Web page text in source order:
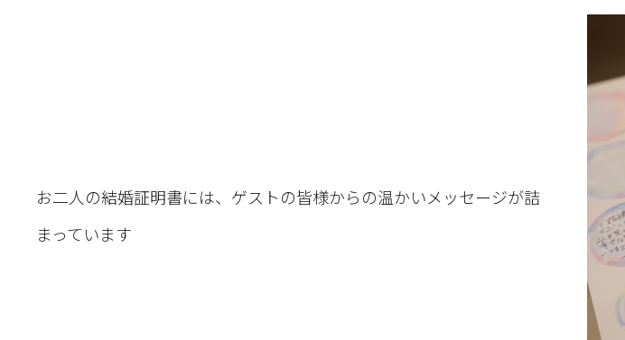
お二人の結婚証明書には、ゲストの皆様からの温かいメッセージが詰
まっています